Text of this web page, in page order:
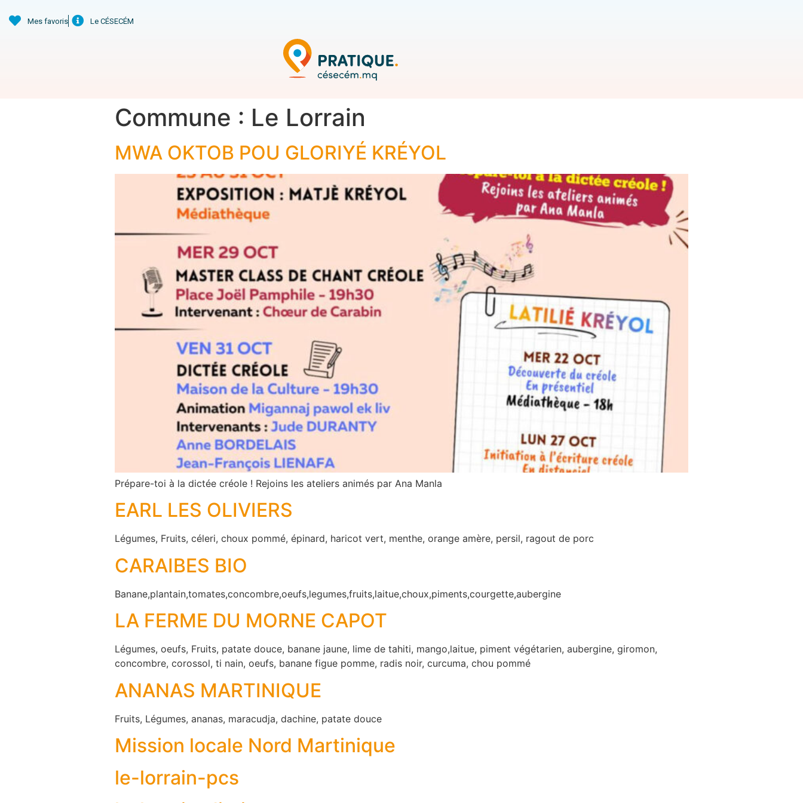
Mes favoris Le CÉSECÉM
Commune : Le Lorrain
MWA OKTOB POU GLORIYÉ KRÉYOL
Prépare-toi à la dictée créole ! Rejoins les ateliers animés par Ana Manla
EARL LES OLIVIERS
Légumes, Fruits, céleri, choux pommé, épinard, haricot vert, menthe, orange amère, persil, ragout de porc
CARAIBES BIO
Banane,plantain,tomates,concombre,oeufs,legumes,fruits,laitue,choux,piments,courgette,aubergine
LA FERME DU MORNE CAPOT
Légumes, oeufs, Fruits, patate douce, banane jaune, lime de tahiti, mango,laitue, piment végétarien, aubergine, giromon,
concombre, corossol, ti nain, oeufs, banane figue pomme, radis noir, curcuma, chou pommé
ANANAS MARTINIQUE
Fruits, Légumes, ananas, maracudja, dachine, patate douce
Mission locale Nord Martinique
le-lorrain-pcs